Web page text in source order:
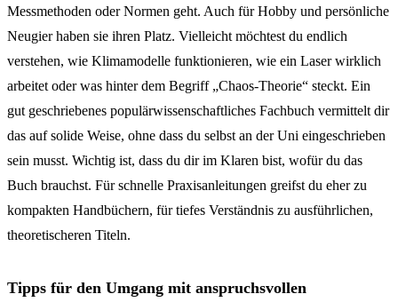
Messmethoden oder Normen geht. Auch für Hobby und persönliche
Neugier haben sie ihren Platz. Vielleicht möchtest du endlich
verstehen, wie Klimamodelle funktionieren, wie ein Laser wirklich
arbeitet oder was hinter dem Begriff „Chaos-Theorie“ steckt. Ein
gut geschriebenes populärwissenschaftliches Fachbuch vermittelt dir
das auf solide Weise, ohne dass du selbst an der Uni eingeschrieben
sein musst. Wichtig ist, dass du dir im Klaren bist, wofür du das
Buch brauchst. Für schnelle Praxisanleitungen greifst du eher zu
kompakten Handbüchern, für tiefes Verständnis zu ausführlichen,
theoretischeren Titeln.
Tipps für den Umgang mit anspruchsvollen